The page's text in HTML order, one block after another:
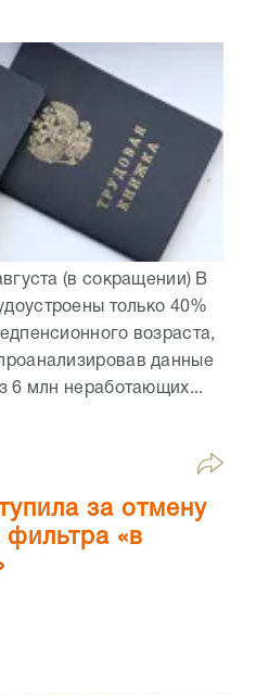
(в сокращении) В
только 40%
возраста,
данные
6 млн неработающих...
за отмену
фильтра «в